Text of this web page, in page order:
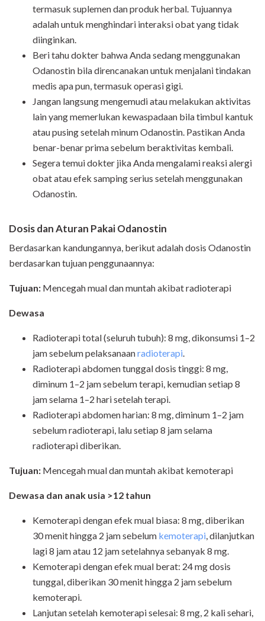
termasuk suplemen dan produk herbal. Tujuannya
adalah untuk menghindari interaksi obat yang tidak
diinginkan.
Beri tahu dokter bahwa Anda sedang menggunakan
Odanostin bila direncanakan untuk menjalani tindakan
medis apa pun, termasuk operasi gigi.
Jangan langsung mengemudi atau melakukan aktivitas
lain yang memerlukan kewaspadaan bila timbul kantuk
atau pusing setelah minum Odanostin. Pastikan Anda
benar-benar prima sebelum beraktivitas kembali.
Segera temui dokter jika Anda mengalami reaksi alergi
obat atau efek samping serius setelah menggunakan
Odanostin.
Dosis dan Aturan Pakai Odanostin
Berdasarkan kandungannya, berikut adalah dosis Odanostin
berdasarkan tujuan penggunaannya:
Tujuan: Mencegah mual dan muntah akibat radioterapi
Dewasa
Radioterapi total (seluruh tubuh): 8 mg, dikonsumsi 1–2
jam sebelum pelaksanaanradioterapi.
Radioterapi abdomen tunggal dosis tinggi: 8 mg,
diminum 1–2 jam sebelum terapi, kemudian setiap 8
jam selama 1–2 hari setelah terapi.
Radioterapi abdomen harian: 8 mg, diminum 1–2 jam
sebelum radioterapi, lalu setiap 8 jam selama
radioterapi diberikan.
Tujuan: Mencegah mual dan muntah akibat kemoterapi
Dewasa dan anak usia >12 tahun
Kemoterapi dengan efek mual biasa: 8 mg, diberikan
30 menit hingga 2 jam sebelum kemoterapi, dilanjutkan
lagi 8 jam atau 12 jam setelahnya sebanyak 8 mg.
Kemoterapi dengan efek mual berat: 24 mg dosis
tunggal, diberikan 30 menit hingga 2 jam sebelum
kemoterapi.
Lanjutan setelah kemoterapi selesai: 8 mg, 2 kali sehari,